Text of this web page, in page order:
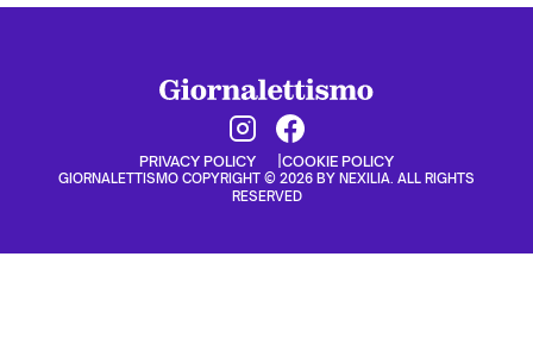
PRIVACY POLICY COOKIE POLICY
GIORNALETTISMO COPYRIGHT © 2026 BY NEXILIA. ALL RIGHTS
RESERVED